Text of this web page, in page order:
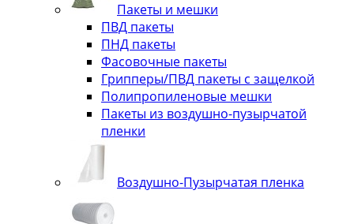
Пакеты и мешки
ПВД пакеты
ПНД пакеты
Фасовочные пакеты
Грипперы/ПВД пакеты с защелкой
Полипропиленовые мешки
Пакеты из воздушно-пузырчатой
пленки
Воздушно-Пузырчатая пленка